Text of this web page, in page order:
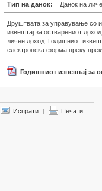
Тип на данок: Данок на
Друштвата за управување со
извештај за остварениот
личен доход. Годишниот
електронска форма преку
Годишниот извештај за
Испрати | Печати